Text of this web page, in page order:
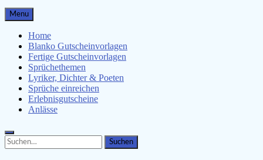
Gutscheinspruch.de
Gutscheinsprüche & Gutscheinvorlagen finden
Menu
Home
Blanko Gutscheinvorlagen
Fertige Gutscheinvorlagen
Sprüchethemen
Lyriker, Dichter & Poeten
Sprüche einreichen
Erlebnisgutscheine
Anlässe
Search
for:
Search